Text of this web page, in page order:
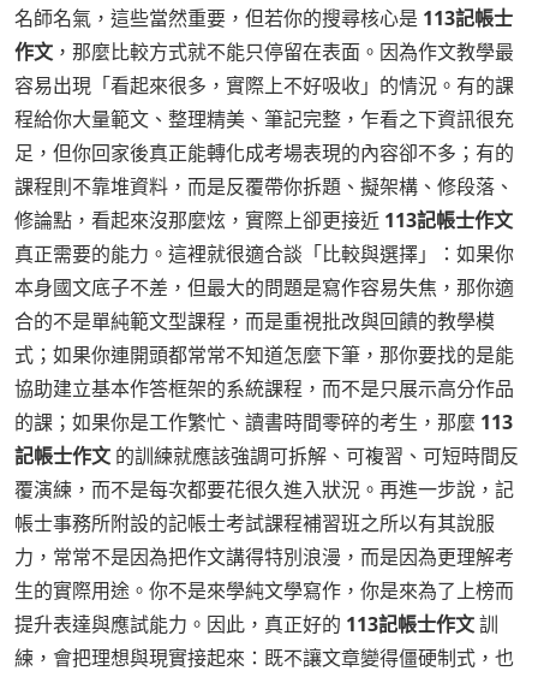
名師名氣，這些當然重要，但若你的搜尋核心是 113記帳士
作文 ，那麼比較方式就不能只停留在表面。因為作文教學最
容易出現「看起來很多，實際上不好吸收」的情況。有的課
程給你大量範文、整理精美、筆記完整，乍看之下資訊很充
足，但你回家後真正能轉化成考場表現的內容卻不多；有的
課程則不靠堆資料，而是反覆帶你拆題、擬架構、修段落、
修論點，看起來沒那麼炫，實際上卻更接近 113記帳士作文
真正需要的能力。這裡就很適合談「比較與選擇」：如果你
本身國文底子不差，但最大的問題是寫作容易失焦，那你適
合的不是單純範文型課程，而是重視批改與回饋的教學模
式；如果你連開頭都常常不知道怎麼下筆，那你要找的是能
協助建立基本作答框架的系統課程，而不是只展示高分作品
的課；如果你是工作繁忙、讀書時間零碎的考生，那麼 113
記帳士作文 的訓練就應該強調可拆解、可複習、可短時間反
覆演練，而不是每次都要花很久進入狀況。再進一步說，記
帳士事務所附設的記帳士考試課程補習班之所以有其說服
力，常常不是因為把作文講得特別浪漫，而是因為更理解考
生的實際用途。你不是來學純文學寫作，你是來為了上榜而
提升表達與應試能力。因此，真正好的 113記帳士作文訓
練，會把理想與現實接起來：既不讓文章變得僵硬制式，也